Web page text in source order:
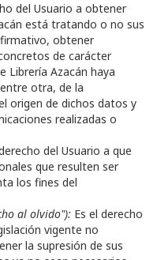
del Usuario a obtener
está tratando o no sus
obtener
de carácter
Librería Azacán haya
otra, de la
origen de dichos datos y
realizadas o
del Usuario a que
que resulten ser
los fines del
al olvido"): Es el derecho
vigente no
la supresión de sus